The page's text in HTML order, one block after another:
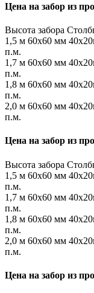
Цена на забор из
Высота забора
1,5 м 60х60 мм
п.м.
1,7 м 60х60 мм
п.м.
1,8 м 60х60 мм
п.м.
2,0 м 60х60 мм
п.м.
Цена на забор из
Высота забора
1,5 м 60х60 мм
п.м.
1,7 м 60х60 мм
п.м.
1,8 м 60х60 мм
п.м.
2,0 м 60х60 мм
п.м.
Цена на забор из